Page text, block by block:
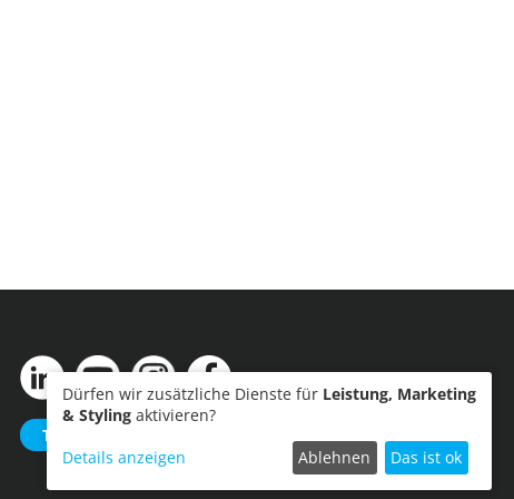
Termin einreichen
Dürfen wir zusätzliche Dienste für Leistung, Marketing
& Styling aktivieren?
Details anzeigen Ablehnen Das ist ok